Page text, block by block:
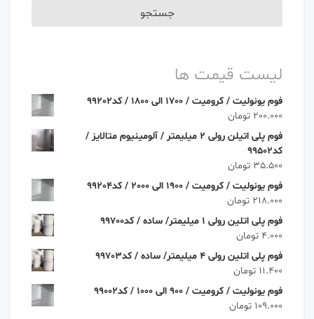
لیست قیمت ها
فوم یونولیت / کرومیت / 1700 الی 1800 / کد99202
200.000 تومان
فوم پلی اتیلن رولی 2 میلیمتر / آلومینیوم متالایز /
کد99502
35.500 تومان
فوم یونولیت / کرومیت / 1900 الی 2000 / کد99204
218.000 تومان
فوم پلی اتلین رولی 1 میلیمتر/ ساده / کد99700
4.000 تومان
فوم پلی اتلین رولی 4 میلیمتر/ ساده / کد99703
11.400 تومان
فوم یونولیت / کرومیت / 900 الی 1000 / کد99002
109.000 تومان